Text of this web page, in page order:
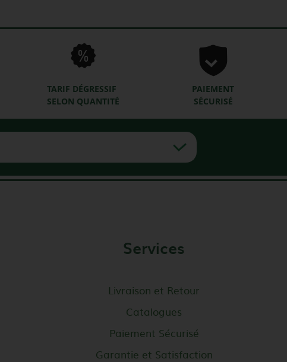
TARIF DÉGRESSIF
SELON QUANTITÉ
PAIEMENT
SÉCURISÉ
Services
Livraison et Retour
Catalogues
Paiement Sécurisé
Garantie et Satisfaction